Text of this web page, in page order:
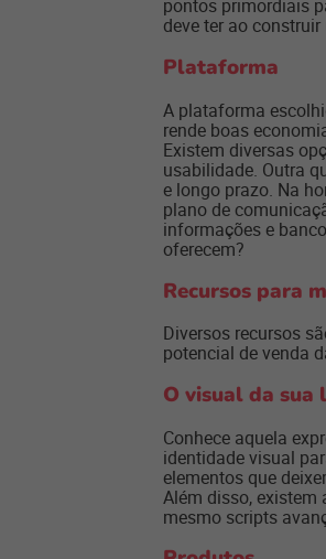
pontos primordiais
deve ter ao
Plataforma
A plataforma
rende boas
Existem diversas
usabilidade. Outra
e longo prazo. Na
plano de
informações e
oferecem?
Recursos para
Diversos recursos
potencial de venda
O visual da sua
Conhece aquela
identidade visual
elementos que
Além disso, existem
mesmo scripts